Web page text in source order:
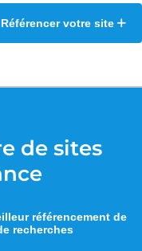
Référencer votre site
de sites
référencement de
recherches